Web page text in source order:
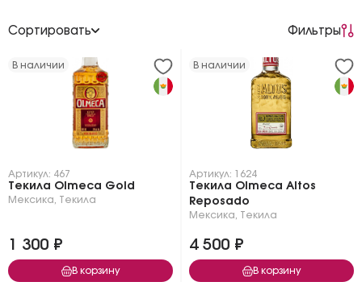
Сортировать Фильтры
В наличии
Артикул: 467
Текила Olmeca Gold
Мексика Текила
1 300 ₽
В корзину
В наличии
Артикул: 1624
Текила Olmeca Altos
Reposado
Мексика Текила
4 500 ₽
В корзину